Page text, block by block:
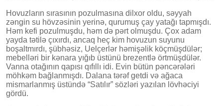
Hovuzların sırasının pozulmasına dilxor oldu, səyyah
zəngin su hövzəsinin yerinə, qurumuş çay yatağı tapmışdı.
Həm kefi pozulmuşdu, həm də pərt olmuşdu. Çox adam
yayda tətilə çıxırdı, ancaq heç kim hovuzun suyunu
boşaltmırdı, şübhəsiz, Uelçerlər həmişəlik köçmüşdülər;
mebelləri bir kənara yığıb üstünü brezentlə örtmüşdülər.
Vanna otağının qapısı qıfıllı idi. Evin bütün pəncərələri
möhkəm bağlanmışdı. Dalana tərəf getdi və ağaca
mismarlanmış üstündə “Satılır” sözləri yazılan lövhəciyi
gördü.